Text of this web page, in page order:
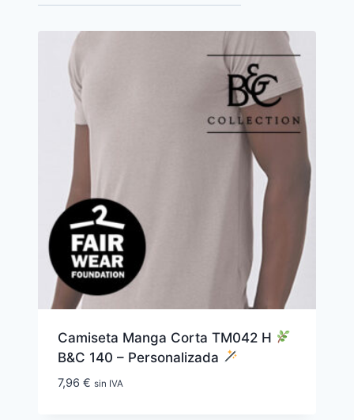
popularidad
Camiseta Manga Corta TM042 H
B&C 140 – Personalizada
7,96 € sin IVA